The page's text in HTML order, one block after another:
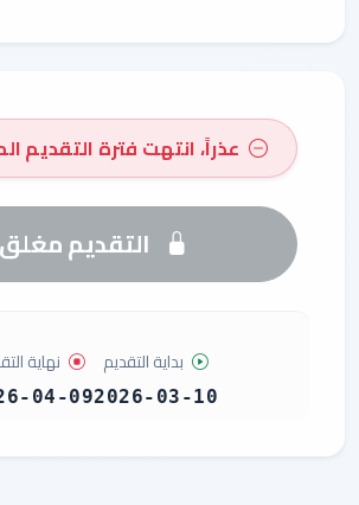
عذراً، انتهت فترة التقديم
التقديم مغلق
بداية التقديم
2026-03-10
نهاية
04-09